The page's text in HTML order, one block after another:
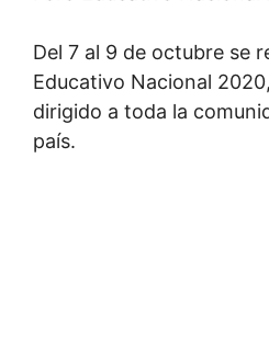
Del 7 al 9 de octubre se
Educativo Nacional
dirigido a toda la
país.